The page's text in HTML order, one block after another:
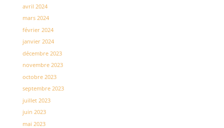
avril 2024
mars 2024
février 2024
janvier 2024
décembre 2023
novembre 2023
octobre 2023
septembre 2023
juillet 2023
juin 2023
mai 2023